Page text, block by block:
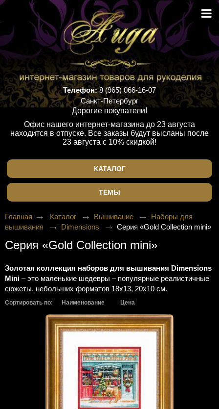
Телефон:8 (965) 066-16-07
Санкт-Петербург
Дорогие покупатели!
Офис нашего интернет-магазина до 23 августа
находится в отпуске. Все заказы будут высланы после
23 августа с 10% скидкой!
КАТАЛОГ
ТЕМЫ
Главная Каталог Вышивание
Наборы для
вышивания
Dimensions Серия «Gold Collection mini»
Серия «Gold Collection mini»
Золотая коллекция наборов для вышивания Dimensions
Mini – это маленькие шедевры – популярные реалистичные
сюжеты, небольших форматов 18х13, 20х10 см.
Сортировать по: Наименование Цена